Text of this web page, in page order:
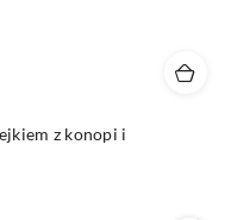
z konopi i